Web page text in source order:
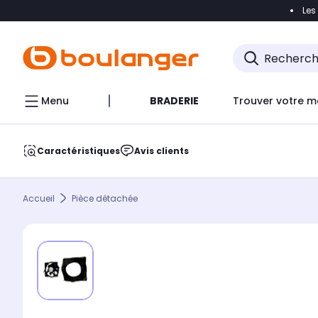
Accéder
Menu BRADERIE Trouver votre
Caractéristiques Avis clients
Accueil Pièce détachée